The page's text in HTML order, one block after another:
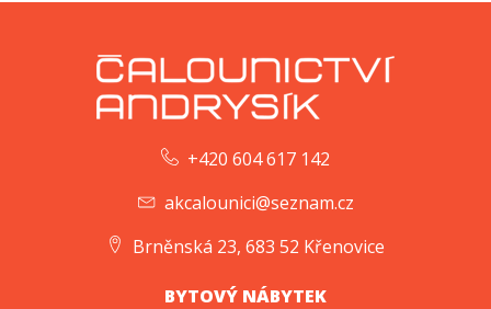
+420 604 617 142
akcalounici@seznam.cz
Brněnská 23, 683 52 Křenovice
BYTOVÝ NÁBYTEK